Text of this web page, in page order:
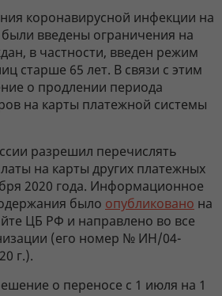
коронавирусной инфекции на
введены ограничения на
в частности, введен режим
старше 65 лет. В связи с этим
о продлении периода
на карты платежной системы
разрешил перечислять
на карты других платежных
2020 года. Информационное
было опубликовано на
ЦБ РФ и направлено во все
(его номер № ИН/04-
г.).
о переносе с 1 июля на 1